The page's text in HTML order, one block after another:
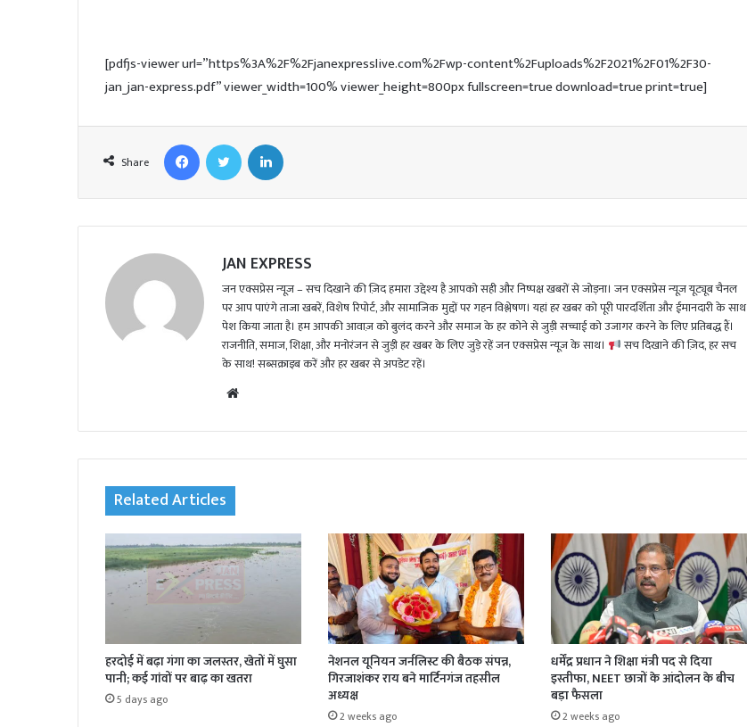
m
a
l
[pdfjs-viewer url=”https%3A%2F%2Fjanexpresslive.com%2Fwp-content%2Fuploads%2F2021%2F01%2F30-
jan_jan-express.pdf” viewer_width=100% viewer_height=800px fullscreen=true download=true print=true]
Share
JAN EXPRESS
जन एक्सप्रेस न्यूज़ – सच दिखाने की ज़िद हमारा उद्देश्य है आपको सही और निष्पक्ष खबरों से जोड़ना। जन एक्सप्रेस न्यूज़ यूट्यूब चैनल
पर आप पाएंगे ताजा खबरें, विशेष रिपोर्ट, और सामाजिक मुद्दों पर गहन विश्लेषण। यहां हर खबर को पूरी पारदर्शिता और ईमानदारी के साथ
पेश किया जाता है। हम आपकी आवाज़ को बुलंद करने और समाज के हर कोने से जुड़ी सच्चाई को उजागर करने के लिए प्रतिबद्ध हैं।
राजनीति, समाज, शिक्षा, और मनोरंजन से जुड़ी हर खबर के लिए जुड़े रहें जन एक्सप्रेस न्यूज़ के साथ।
सच दिखाने की ज़िद, हर सच
के साथ! सब्सक्राइब करें और हर खबर से अपडेट रहें।
te
Related Articles
हरदोई में बढ़ा गंगा का जलस्तर, खेतों में घुसा
पानी; कई गांवों पर बाढ़ का खतरा
5 days ago
नेशनल यूनियन जर्नलिस्ट की बैठक संपन्न,
गिरजाशंकर राय बने मार्टिनगंज तहसील
अध्यक्ष
2 weeks ago
धर्मेंद्र प्रधान ने शिक्षा मंत्री पद से दिया
इस्तीफा, NEET छात्रों के आंदोलन के बीच
बड़ा फैसला
2 weeks ago